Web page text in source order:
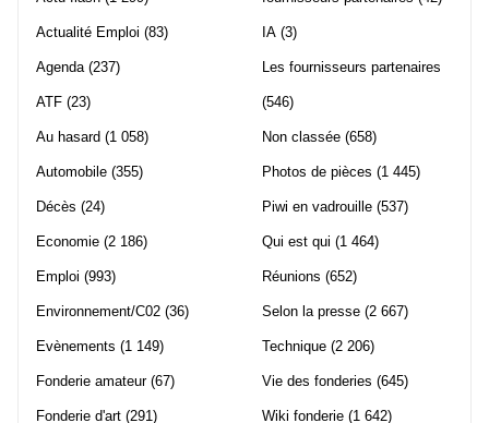
Actualité Emploi (83)
Agenda(237)
ATF (23)
Au hasard (1 058)
Automobile (355)
Décès (24)
Economie (2 186)
Emploi (993)
Environnement/C02 (36)
Evènements (1 149)
Fonderie amateur(67)
Fonderie d'art (291)
IA (3)
Les fournisseurs partenaires
(546)
Non classée (658)
Photos de pièces (1 445)
Piwi en vadrouille (537)
Qui est qui (1 464)
Réunions (652)
Selon la presse (2 667)
Technique (2 206)
Vie des fonderies (645)
Wiki fonderie (1 642)